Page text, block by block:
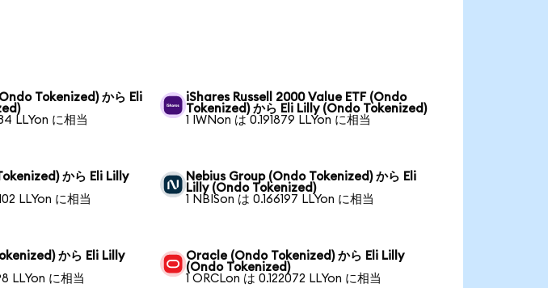
Tokenized) から Eli
LLYon に相当
iShares Russell 2000 Value ETF (Ondo
Tokenized) から Eli Lilly (Ondo Tokenized)
1 IWNon は 0.191879 LLYon に相当
から Eli Lilly
LLYon に相当
Nebius Group (Ondo Tokenized) から Eli
Lilly (Ondo Tokenized)
1 NBISon は 0.166197 LLYon に相当
から Eli Lilly
LLYon に相当
Oracle (Ondo Tokenized) から Eli Lilly
(Ondo Tokenized)
1 ORCLon は 0.122072 LLYon に相当